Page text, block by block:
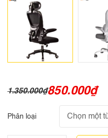
1.350.000₫850.000₫
Phân loại